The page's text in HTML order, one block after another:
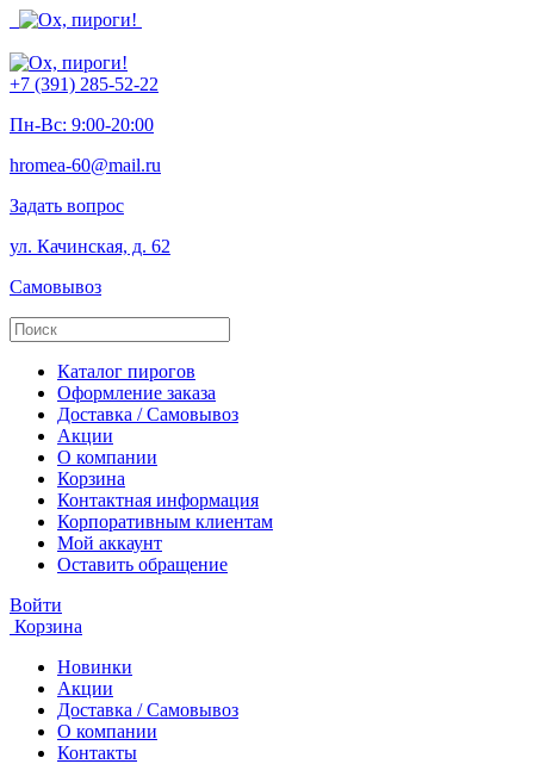
+7 (391) 285-52-22
Пн-Вс: 9:00-20:00
hromea-60@mail.ru
Задать вопрос
ул. Качинская, д. 62
Самовывоз
Каталог пирогов
Оформление заказа
Доставка / Самовывоз
Акции
О компании
Корзина
Контактная информация
Корпоративным клиентам
Мой аккаунт
Оставить обращение
Войти
Корзина
Новинки
Акции
Доставка / Самовывоз
О компании
Контакты